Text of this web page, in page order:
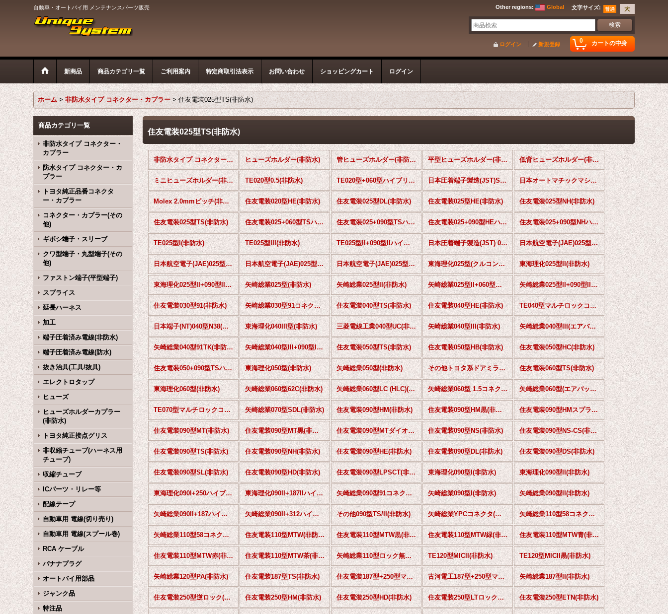
自動車・オートバイ用 メンテナンスパーツ販売 文字サイズ:
Other regions: Global
0 カートの中身
ログイン 新規登録
新商品 商品カテゴリ一覧 ご利用案内 特定商取引法表示 お問い合わせ ショッピングカート ログイン
ホーム > 非防水タイプ コネクター・カプラー > 住友電装025型TS(非防水)
商品カテゴリ一覧
非防水タイプ コネクター・
カプラー
防水タイプ コネクター・カ
プラー
トヨタ純正品番コネクタ
ー・カプラー
コネクター・カプラー(その
他)
ギボシ端子・スリーブ
クワ型端子・丸型端子(その
他)
ファストン端子(平型端子)
スプライス
延長ハーネス
加工
端子圧着済み電線(非防水)
端子圧着済み電線(防水)
抜き治具(工具/抜具)
エレクトロタップ
ヒューズ
ヒューズホルダーカプラー
(非防水)
トヨタ純正接点グリス
非収縮チューブ(ハーネス用
チューブ)
収縮チューブ
ICパーツ・リレー等
配線テープ
自動車用 電線(切り売り)
自動車用 電線(スプール巻)
RCA ケーブル
バナナプラグ
オートバイ用部品
ジャンク品
特注品
住友電装025型TS(非防水)
非防水タイプ コネクター・カプラー (全商品) ヒューズホルダー(非防水) 管ヒューズホルダー(非防水) 平型ヒューズホルダー(非防水) 低背ヒューズホルダー(非防水)
ミニヒューズホルダー(非防水) TE020型0.5(非防水) TE020型+060型ハイブリッド 0.5+1.5(非防水) 日本圧着端子製造(JST)SMコネクタ(非防水) 日本オートマチックマシン(JAM)SNコネクタ(非防水)
Molex 2.0mmピッチ(非防水) 住友電装020型HE(非防水) 住友電装025型DL(非防水) 住友電装025型HE(非防水) 住友電装025型NH(非防水)
住友電装025型TS(非防水) 住友電装025+060型TSハイブリッド(非防水) 住友電装025+090型TSハイブリッド(非防水) 住友電装025+090型HEハイブリッド(非防水) 住友電装025+090型NHハイブリッド(非防水)
TE025型I(非防水) TE025型III(非防水) TE025型II+090型IIハイブリッド(非防水) 日本圧着端子製造(JST) 025型II(非防水) 日本航空電子(JAE)025型MX34(非防水)
日本航空電子(JAE)025型IL-AG5(非防水) 日本航空電子(JAE)025型+060型MX58ハイブリッド(非防水) 日本航空電子(JAE)025型+090型MX34ハイブリッド(非防水) 東海理化025型(クルコンスイッチ用)(非防水) 東海理化025型II(非防水)
東海理化025型II+090型IIハイブリッド(非防水) 矢崎総業025型(非防水) 矢崎総業025型II(非防水) 矢崎総業025型II+060型ハイブリッド(非防水) 矢崎総業025型II+090型IIハイブリッド(非防水)
住友電装030型91(非防水) 矢崎総業030型91コネクタA(非防水) 住友電装040型TS(非防水) 住友電装040型HE(非防水) TE040型マルチロックコネクタ(非防水)
日本端子(NT)040型N38(非防水) 東海理化040III型(非防水) 三菱電線工業040型UC(非防水) 矢崎総業040型III(非防水) 矢崎総業040型III(エアバッグ等)(非防水)
矢崎総業040型91TK(非防水) 矢崎総業040型III+090型IIハイブリッド(非防水) 住友電装050型TS(非防水) 住友電装050型HB(非防水) 住友電装050型HC(非防水)
住友電装050+090型TSハイブリッド(非防水) 東海理化050型(非防水) 矢崎総業050型(非防水) その他トヨタ系ドアミラー用(非防水) 住友電装060型TS(非防水)
東海理化060型(非防水) 矢崎総業060型62C(非防水) 矢崎総業060型LC (HLC)(非防水) 矢崎総業060型 1.5コネクタ(非防水) 矢崎総業060型(エアバッグ等)(非防水)
TE070型マルチロックコネクタ(非防水) 矢崎総業070型SDL(非防水) 住友電装090型HM(非防水) 住友電装090型HM黒(非防水) 住友電装090型HMスプライス(非防水)
住友電装090型MT(非防水) 住友電装090型MT黒(非防水) 住友電装090型MTダイオード内蔵タイプ(非防水) 住友電装090型NS(非防水) 住友電装090型NS-CS(非防水)
住友電装090型TS(非防水) 住友電装090型NH(非防水) 住友電装090型HE(非防水) 住友電装090型DL(非防水) 住友電装090型DS(非防水)
住友電装090型SL(非防水) 住友電装090型HD(非防水) 住友電装090型LPSCT(非防水) 東海理化090型I(非防水) 東海理化090型II(非防水)
東海理化090I+250ハイブリッド(非防水) 東海理化090II+187IIハイブリッド(非防水) 矢崎総業090型91コネクタNS(非防水) 矢崎総業090型I(非防水) 矢崎総業090型II(非防水)
矢崎総業090II+187ハイブリッド(非防水) 矢崎総業090II+312ハイブリッド(非防水) その他090型TS/II(非防水) 矢崎総業YPCコネクタ(非防水) 矢崎総業110型58コネクタS(非防水)
矢崎総業110型58コネクタT(非防水) 住友電装110型MTW(非防水) 住友電装110型MTW黒(非防水) 住友電装110型MTW緑(非防水) 住友電装110型MTW青(非防水)
住友電装110型MTW赤(非防水) 住友電装110型MTW茶(非防水) 矢崎総業110型ロック無し(非防水) TE120型MICII(非防水) TE120型MICII黒(非防水)
矢崎総業120型PA(非防水) 住友電装187型TS(非防水) 住友電装187型+250型マイクロISOリレー用(非防水) 古河電工187型+250型マイクロISOリレー用(非防水) 矢崎総業187型II(非防水)
住友電装250型逆ロック(非防水) 住友電装250型HM(非防水) 住友電装250型HD(非防水) 住友電装250型LTロック無(非防水) 住友電装250型ETN(非防水)